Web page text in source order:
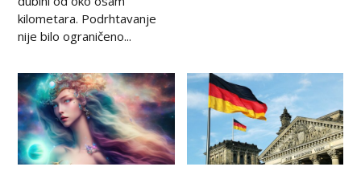
kilometara. Podrhtavanje
nije bilo ograničeno...